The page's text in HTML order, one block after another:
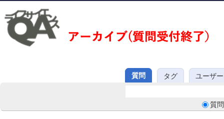
質問 タグ ユーザー
質問